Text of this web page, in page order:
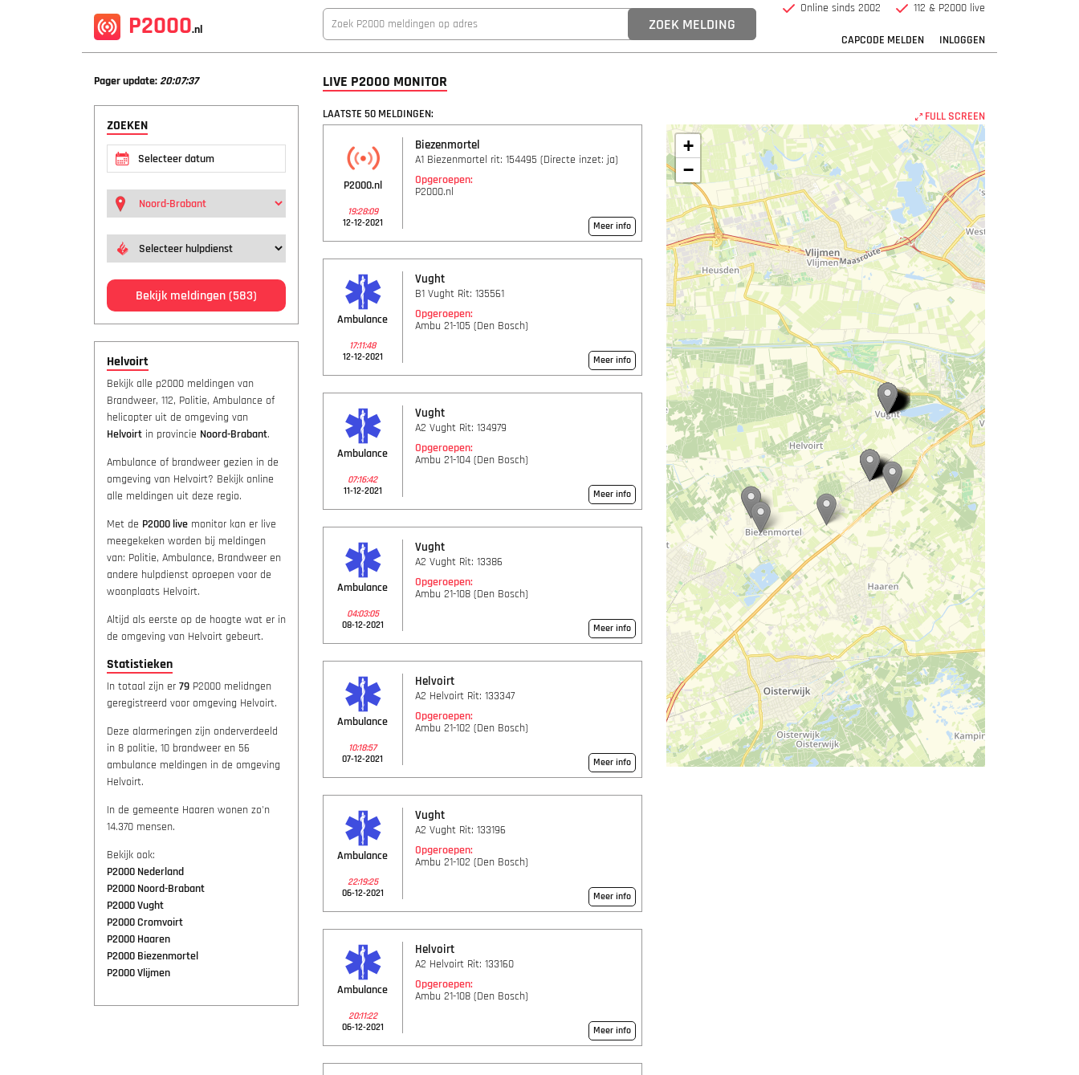
P2000.nl
CAPCODE MELDEN INLOGGEN
Online sinds 2002 112 & P2000 live
Pager update:20:07:38
ZOEKEN
Bekijk meldingen(583)
Helvoirt
Bekijk alle p2000 meldingen van
Brandweer, 112, Politie, Ambulance of
helicopter uit de omgeving van
Helvoirt in provincie Noord-Brabant.
Ambulance of brandweer gezien in de
omgeving van Helvoirt? Bekijk online
alle meldingen uit deze regio.
Met de P2000 live monitor kan er live
meegekeken worden bij meldingen
van: Politie, Ambulance, Brandweer en
andere hulpdienst oproepen voor de
woonplaats Helvoirt.
Altijd als eerste op de hoogte wat er in
de omgeving van Helvoirt gebeurt.
Statistieken
In totaal zijn er 79 P2000 melidngen
geregistreerd voor omgeving Helvoirt.
Deze alarmeringen zijn onderverdeeld
in 8 politie, 10 brandweer en 56
ambulance meldingen in de omgeving
Helvoirt.
In de gemeente Haaren wonen zo'n
14.370 mensen.
Bekijk ook:
P2000 Nederland
P2000 Noord-Brabant
P2000 Vught
P2000 Cromvoirt
P2000 Haaren
P2000 Biezenmortel
P2000 Vlijmen
LIVE P2000 MONITOR
LAATSTE 50 MELDINGEN:
P2000.nl
19:28:09
12-12-2021
Biezenmortel
A1 Biezenmortel rit: 154495 (Directe inzet: ja)
Opgeroepen:
P2000.nl
Meer info
Ambulance
17:11:48
12-12-2021
Vught
B1 Vught Rit: 135561
Opgeroepen:
Ambu 21-105 (Den Bosch)
Meer info
Ambulance
07:16:42
11-12-2021
Vught
A2 Vught Rit: 134979
Opgeroepen:
Ambu 21-104 (Den Bosch)
Meer info
Ambulance
04:03:05
08-12-2021
Vught
A2 Vught Rit: 13386
Opgeroepen:
Ambu 21-108 (Den Bosch)
Meer info
Ambulance
10:18:57
07-12-2021
Helvoirt
A2 Helvoirt Rit: 133347
Opgeroepen:
Ambu 21-102 (Den Bosch)
Meer info
Ambulance
22:19:25
06-12-2021
Vught
A2 Vught Rit: 133196
Opgeroepen:
Ambu 21-102 (Den Bosch)
Meer info
Ambulance
20:11:22
06-12-2021
Helvoirt
A2 Helvoirt Rit: 133160
Opgeroepen:
Ambu 21-108 (Den Bosch)
Meer info
FULL SCREEN
+
−